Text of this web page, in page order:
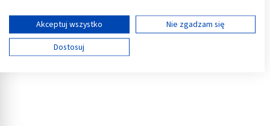
Wyświetl listę partnerów (11 dostawców IAB)
Używamy Twoich danych w następujących celach:
Cele przetwarzania IAB:
Akceptuj wszystko
Nie zgadzam się
Dostosuj